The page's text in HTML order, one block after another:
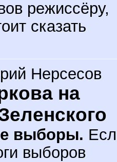
режиссёру,
сказать
Нерсесов
на
выборы.
выборов